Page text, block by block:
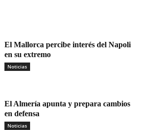
El Mallorca percibe interés del Napoli
en su extremo
Noticias
El Almería apunta y prepara cambios
en defensa
Noticias